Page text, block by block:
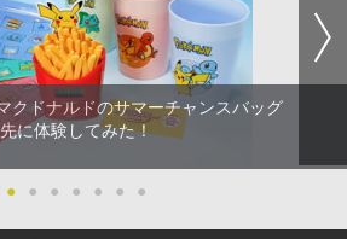
クドナルドのサマーチャンスバッグ
に体験してみた！
● ● ● ● ● ● ●